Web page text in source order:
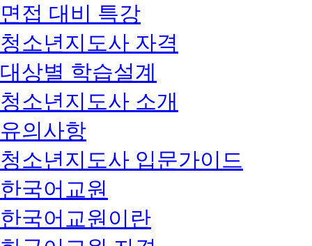
면접 대비 특강
청소년지도사 자격
대상별 학습설계
청소년지도사 소개
유의사항
청소년지도사 입문가이드
한국어교원
한국어교원이란